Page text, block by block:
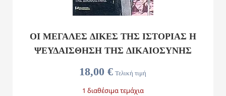
18,00 € Τελική τιμή
ΟΙ ΜΕΓΑΛΕΣ ΔΙΚΕΣ ΤΗΣ ΙΣΤΟΡΙΑΣ Η
ΨΕΥΔΑΙΣΘΗΣΗ ΤΗΣ ΔΙΚΑΙΟΣΥΝΗΣ
1 διαθέσιμα τεμάχια